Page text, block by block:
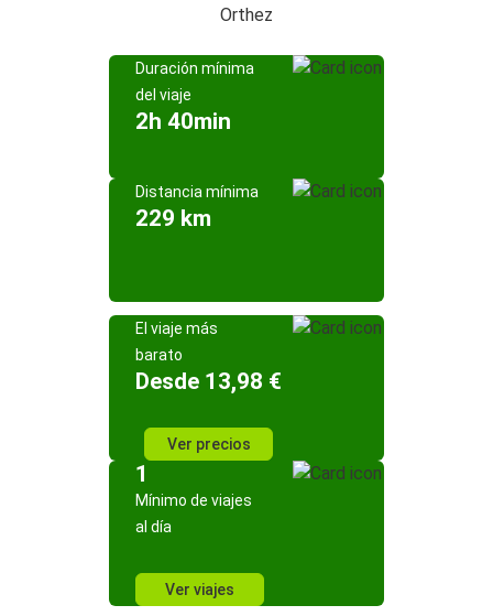
Orthez
Duración mínima
del viaje
2h 40min
Distancia mínima
229 km
El viaje más
barato
Desde 13,98 €
Ver precios
1
Mínimo de viajes
al día
Ver viajes